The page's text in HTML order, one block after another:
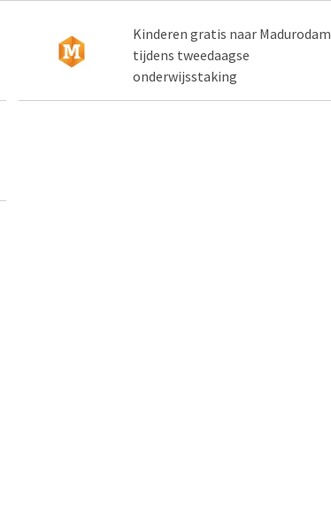
Kinderen gratis naar Madurodam
tijdens tweedaagse
onderwijsstaking